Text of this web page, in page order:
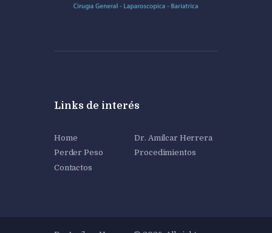
Links de interés
Home
Dr. Amílcar Herrera
Perder Peso
Procedimientos
Contactos